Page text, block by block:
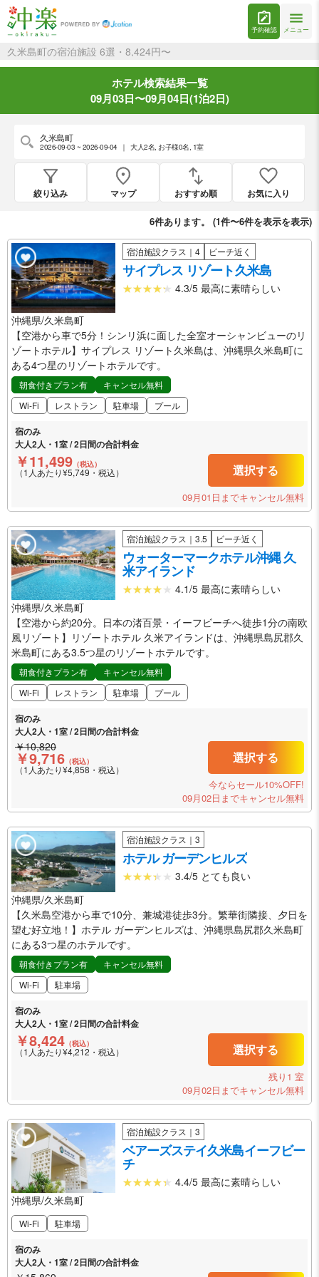
予約確認 メニュー
久米島町の宿泊施設 6選・8,424円〜
ホテル検索結果一覧
09月03日〜09月04日(1泊2日)
久米島町
2026-09-03 ~ 2026-09-04 ｜ 大人2名, お子様0名, 1室
絞り込み マップ おすすめ順 お気に入り
6件あります。 (1件〜6件を表示を表示)
宿泊施設クラス｜4 ビーチ近く
サイプレス リゾート久米島
4.3/5 最高に素晴らしい
沖縄県/久米島町
【空港から車で5分！シンリ浜に面した全室オーシャンビューのリ
ゾートホテル】サイプレス リゾート久米島は、沖縄県久米島町に
ある4つ星のリゾートホテルです。
朝食付きプラン有
キャンセル無料
Wi-Fi
レストラン 駐車場 プール
宿のみ
大人2人・1室 / 2日間の合計料金
￥11,499 （税込）
（1人あたり¥5,749・税込） 選択する
09月01日までキャンセル無料
宿泊施設クラス｜3.5 ビーチ近く
ウォーターマークホテル沖縄 久
米アイランド
4.1/5 最高に素晴らしい
沖縄県/久米島町
【空港から約20分。日本の渚百景・イーフビーチへ徒歩1分の南欧
風リゾート】リゾートホテル 久米アイランドは、沖縄県島尻郡久
米島町にある3.5つ星のリゾートホテルです。
朝食付きプラン有
キャンセル無料
Wi-Fi
レストラン 駐車場 プール
宿のみ
大人2人・1室 / 2日間の合計料金
￥10,820
￥9,716 （税込）
（1人あたり¥4,858・税込）
選択する
今ならセール10%OFF!
09月02日までキャンセル無料
宿泊施設クラス｜3
ホテル ガーデンヒルズ
3.4/5 とても良い
沖縄県/久米島町
【久米島空港から車で10分、兼城港徒歩3分。繁華街隣接、夕日を
望む好立地！】ホテル ガーデンヒルズは、沖縄県島尻郡久米島町
にある3つ星のホテルです。
朝食付きプラン有
キャンセル無料
Wi-Fi
駐車場
宿のみ
大人2人・1室 / 2日間の合計料金
￥8,424 （税込）
（1人あたり¥4,212・税込） 選択する
残り1 室
09月02日までキャンセル無料
宿泊施設クラス｜3
ベアーズステイ久米島イーフビー
チ
4.4/5 最高に素晴らしい
沖縄県/久米島町
Wi-Fi 駐車場
宿のみ
大人2人・1室 / 2日間の合計料金